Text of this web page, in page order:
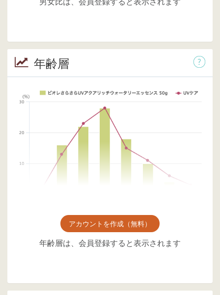
年齢層
アカウントを作成（無料）
年齢層は、会員登録すると表示されます